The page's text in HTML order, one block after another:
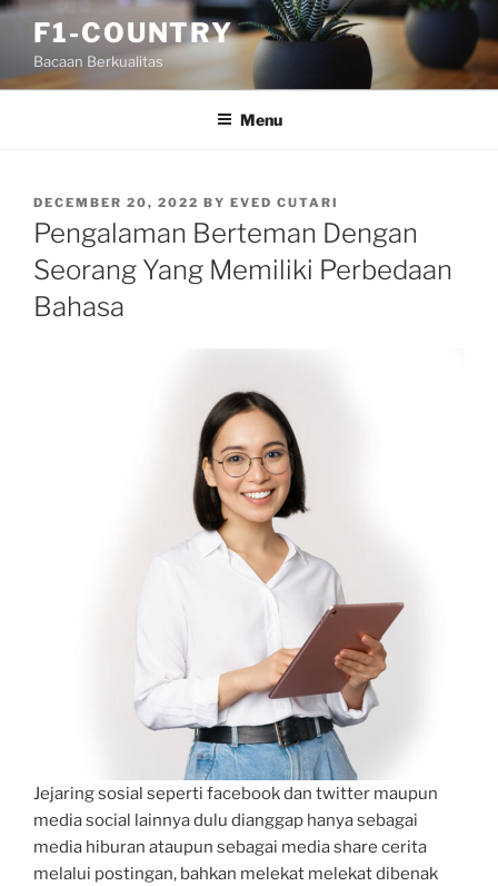
Skip
content
F1-COUNTRY
Bacaan Berkualitas
Menu
POSTED
ON
DECEMBER 20, 2022 BY EVED CUTARI
Pengalaman Berteman Dengan
Seorang Yang Memiliki Perbedaan
Bahasa
Jejaring sosial seperti facebook dan twitter maupun
media social lainnya dulu dianggap hanya sebagai
media hiburan ataupun sebagai media share cerita
melalui postingan, bahkan melekat melekat dibenak